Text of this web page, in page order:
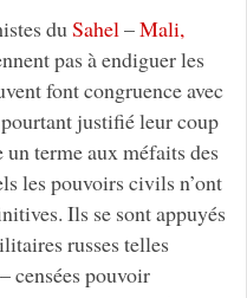
duSahel–Mali,
pas à endiguer les
font congruence avec
justifié leur coup
un terme aux méfaits des
les pouvoirs civils n’ont
Ils se sont appuyés
russes telles
censées pouvoir